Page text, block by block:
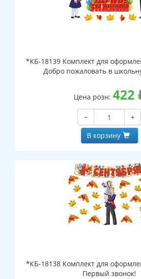
*КБ-18139 Комплект для
Добро пожаловать в
Цена розн: 422
−
+
В корзину
*КБ-18138 Комплект для
Первый звонок!